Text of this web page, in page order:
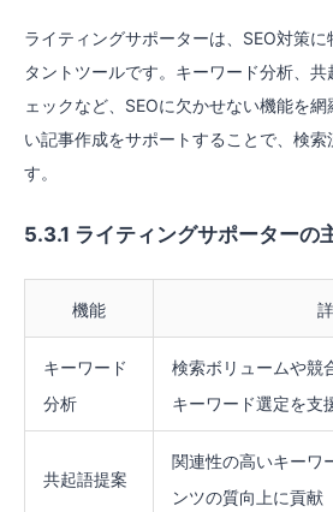
ライティングサポーターは、SEO対策
タントツールです。キーワード分析、
ェックなど、SEOに欠かせない機能を
い記事作成をサポートすることで、検索
す。
5.3.1 ライティングサポーターの
機能
キーワード
分析
検索ボリュームや競
キーワード選定を支
共起語提案
関連性の高いキーワ
ンツの質向上に貢献